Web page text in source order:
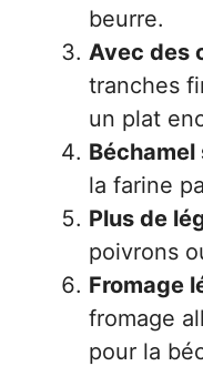
beurre.
Avec des
tranches
un plat
Béchamel
la farine
Plus de
poivrons
Fromage
fromage
pour la